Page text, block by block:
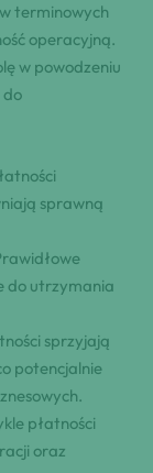
terminowych
operacyjną.
w powodzeniu
do
sprawną
do utrzymania
sprzyjają
potencjalnie
płatności
oraz